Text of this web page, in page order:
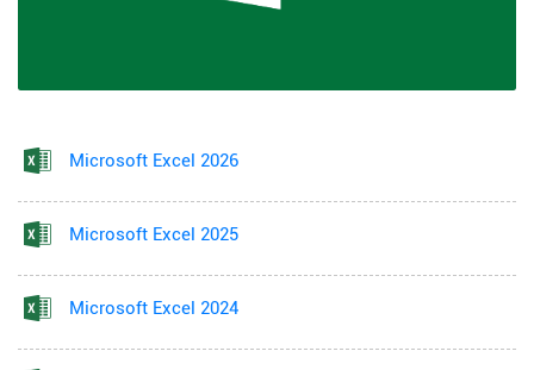
Microsoft Excel 2026
Microsoft Excel 2025
Microsoft Excel 2024